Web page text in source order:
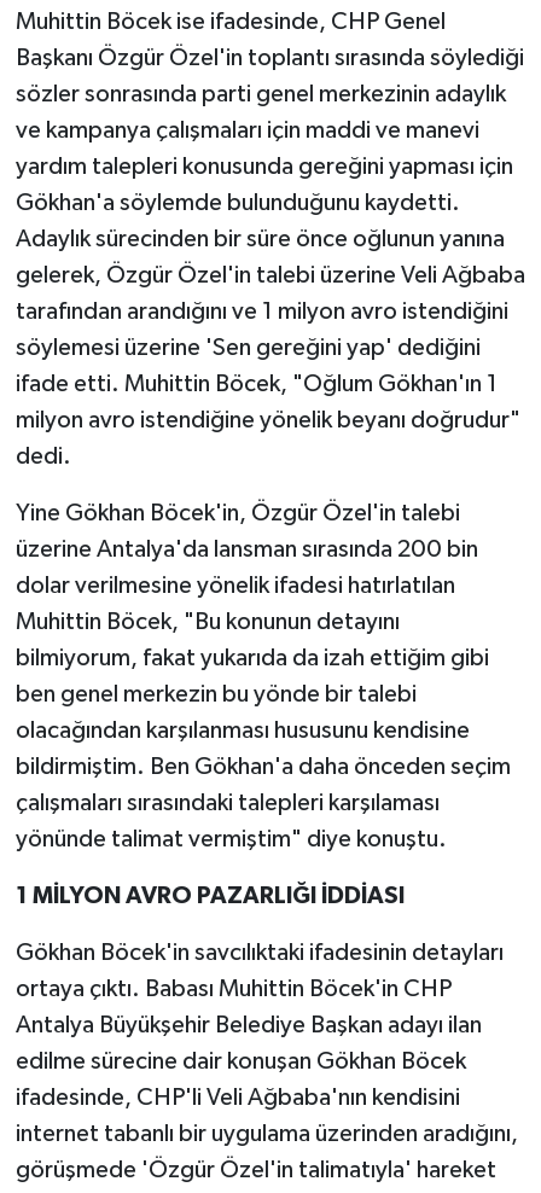
Muhittin Böcek ise ifadesinde, CHP Genel
Başkanı Özgür Özel'in toplantı sırasında söylediği
sözler sonrasında parti genel merkezinin adaylık
ve kampanya çalışmaları için maddi ve manevi
yardım talepleri konusunda gereğini yapması için
Gökhan'a söylemde bulunduğunu kaydetti.
Adaylık sürecinden bir süre önce oğlunun yanına
gelerek, Özgür Özel'in talebi üzerine Veli Ağbaba
tarafından arandığını ve 1 milyon avro istendiğini
söylemesi üzerine 'Sen gereğini yap' dediğini
ifade etti. Muhittin Böcek, "Oğlum Gökhan'ın 1
milyon avro istendiğine yönelik beyanı doğrudur"
dedi.
Yine Gökhan Böcek'in, Özgür Özel'in talebi
üzerine Antalya'da lansman sırasında 200 bin
dolar verilmesine yönelik ifadesi hatırlatılan
Muhittin Böcek, "Bu konunun detayını
bilmiyorum, fakat yukarıda da izah ettiğim gibi
ben genel merkezin bu yönde bir talebi
olacağından karşılanması hususunu kendisine
bildirmiştim. Ben Gökhan'a daha önceden seçim
çalışmaları sırasındaki talepleri karşılaması
yönünde talimat vermiştim" diye konuştu.
1 MİLYON AVRO PAZARLIĞI İDDİASI
Gökhan Böcek'in savcılıktaki ifadesinin detayları
ortaya çıktı. Babası Muhittin Böcek'in CHP
Antalya Büyükşehir Belediye Başkan adayı ilan
edilme sürecine dair konuşan Gökhan Böcek
ifadesinde, CHP'li Veli Ağbaba'nın kendisini
internet tabanlı bir uygulama üzerinden aradığını,
görüşmede 'Özgür Özel'in talimatıyla' hareket